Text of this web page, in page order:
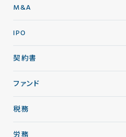
M&A
IPO
契約書
ファンド
税務